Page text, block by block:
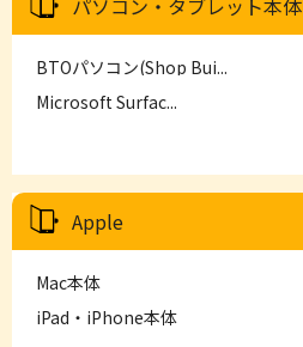
パソコン・タブレット本体
BTOパソコン(Shop Bui...
Microsoft Surfac...
Apple
Mac本体
iPad・iPhone本体